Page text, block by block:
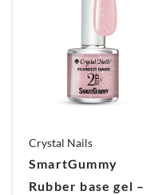
Crystal Nails
SmartGummy
Rubber base gel –